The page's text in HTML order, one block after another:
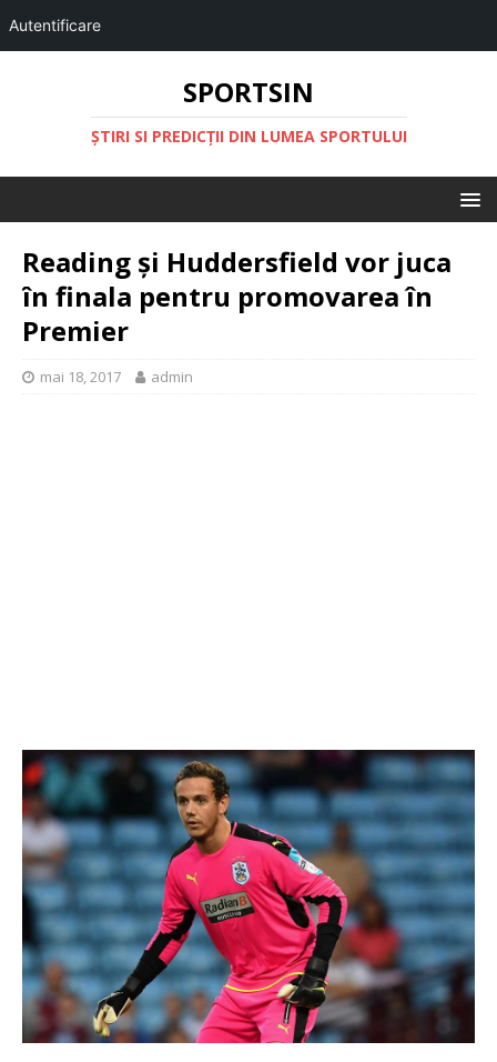
Autentificare
SPORTSIN
ŞTIRI SI PREDICŢII DIN LUMEA SPORTULUI
Reading și Huddersfield vor juca
în finala pentru promovarea în
Premier
mai 18, 2017 admin